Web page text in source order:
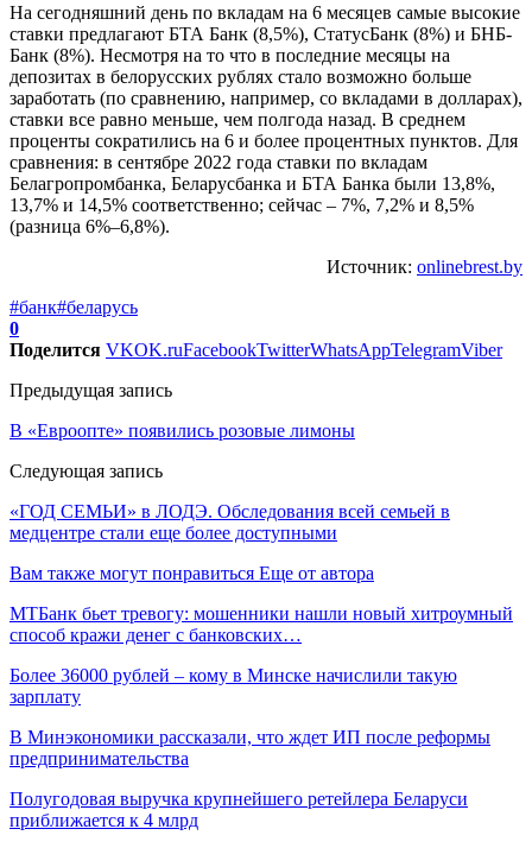
На сегодняшний день по вкладам на 6 месяцев самые высокие
ставки предлагают БТА Банк (8,5%), СтатусБанк (8%) и БНБ-
Банк (8%). Несмотря на то что в последние месяцы на
депозитах в белорусских рублях стало возможно больше
заработать (по сравнению, например, со вкладами в долларах),
ставки все равно меньше, чем полгода назад. В среднем
проценты сократились на 6 и более процентных пунктов. Для
сравнения: в сентябре 2022 года ставки по вкладам
Белагропромбанка, Беларусбанка и БТА Банка были 13,8%,
13,7% и 14,5% соответственно; сейчас – 7%, 7,2% и 8,5%
(разница 6%–6,8%).
Источник: onlinebrest.by
#банк#беларусь
0
Поделится VKOK.ruFacebookTwitterWhatsAppTelegramViber
Предыдущая запись
В «Евроопте» появились розовые лимоны
Следующая запись
«ГОД СЕМЬИ» в ЛОДЭ. Обследования всей семьей в
медцентре стали еще более доступными
Вам также могут понравиться Еще от автора
МТБанк бьет тревогу: мошенники нашли новый хитроумный
способ кражи денег с банковских…
Более 36000 рублей – кому в Минске начислили такую
зарплату
В Минэкономики рассказали, что ждет ИП после реформы
предпринимательства
Полугодовая выручка крупнейшего ретейлера Беларуси
приближается к 4 млрд